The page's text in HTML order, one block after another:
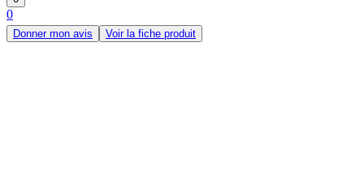
0
Donner mon avis Voir la fiche produit